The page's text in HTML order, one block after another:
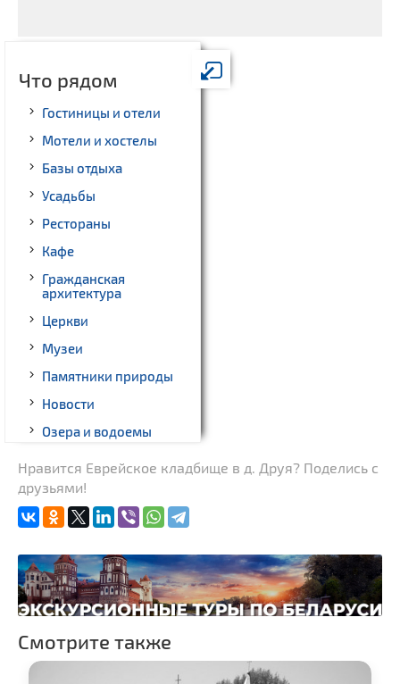
Что рядом
Гостиницы и отели
Мотели и хостелы
Базы отдыха
Усадьбы
Рестораны
Кафе
Гражданская
архитектура
Церкви
Музеи
Памятники природы
Новости
Озера и водоемы
Памятники археологии
Памятники известным
людям
Костелы
Часовни
Национальные парки и
Нравится Еврейское кладбище в д. Друя? Поделись с
друзьями!
Смотрите также